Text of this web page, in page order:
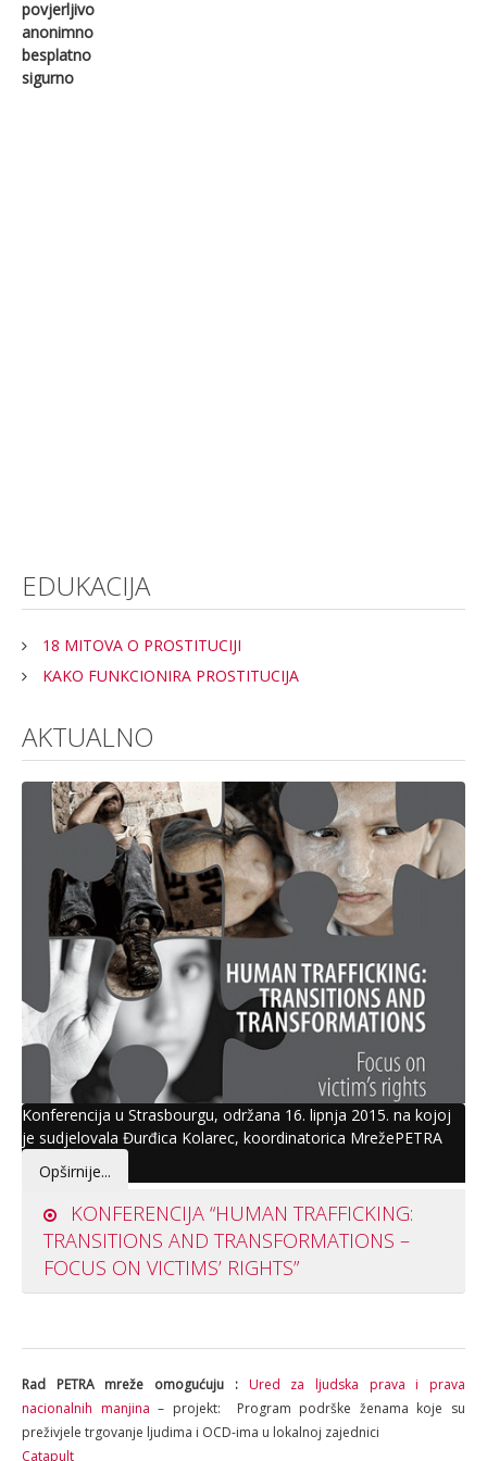
povjerljivo
anonimno
besplatno
sigurno
EDUKACIJA
18 MITOVA O PROSTITUCIJI
KAKO FUNKCIONIRA PROSTITUCIJA
AKTUALNO
Konferencija u Strasbourgu, održana 16. lipnja 2015. na kojoj
je sudjelovala Đurđica Kolarec, koordinatorica MrežePETRA
Opširnije...
KONFERENCIJA “HUMAN TRAFFICKING:
TRANSITIONS AND TRANSFORMATIONS –
FOCUS ON VICTIMS’ RIGHTS”
Rad PETRA mreže omogućuju : Ured za ljudska prava i prava
nacionalnih manjina – projekt: Program podrške ženama koje su
preživjele trgovanje ljudima i OCD-ima u lokalnoj zajednici
Catapult